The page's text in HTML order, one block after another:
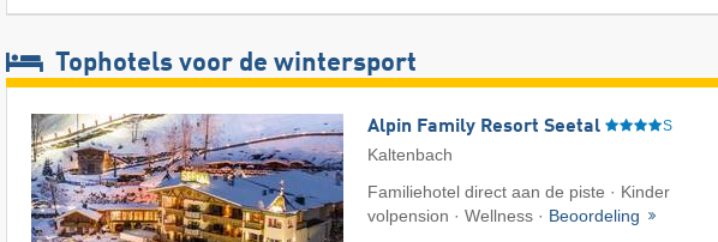
Tophotels voor de wintersport
Alpin Family Resort Seetal S
Kaltenbach
Familiehotel direct aan de piste · Kinder
volpension · Wellness · Beoordeling